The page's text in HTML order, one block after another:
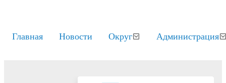
Главная Новости Округ Администрация